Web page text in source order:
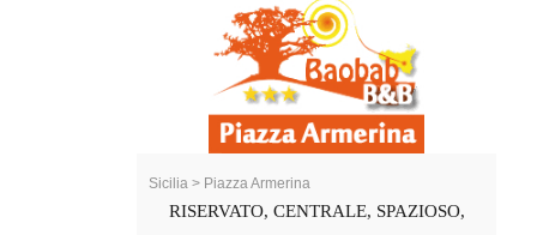
Sicilia > Piazza Armerina
RISERVATO, CENTRALE, SPAZIOSO,